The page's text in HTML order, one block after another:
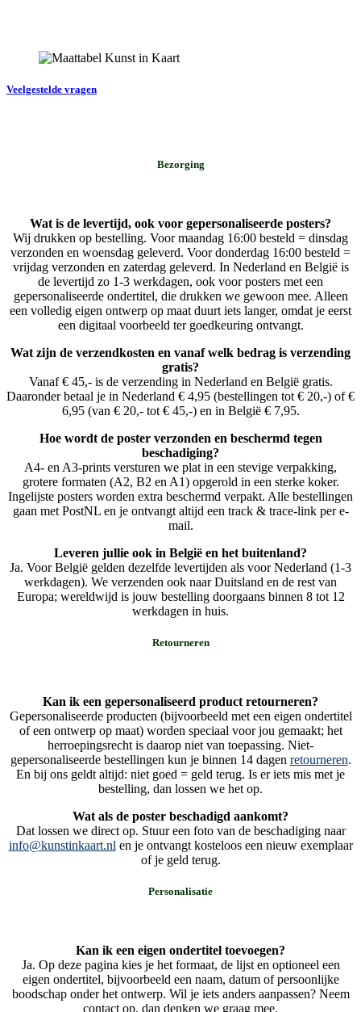
Veelgestelde vragen
Bezorging
Wat is de levertijd, ook voor gepersonaliseerde posters?
Wij drukken op bestelling. Voor maandag 16:00 besteld = dinsdag
verzonden en woensdag geleverd. Voor donderdag 16:00 besteld =
vrijdag verzonden en zaterdag geleverd. In Nederland en België is
de levertijd zo 1-3 werkdagen, ook voor posters met een
gepersonaliseerde ondertitel, die drukken we gewoon mee. Alleen
een volledig eigen ontwerp op maat duurt iets langer, omdat je eerst
een digitaal voorbeeld ter goedkeuring ontvangt.
Wat zijn de verzendkosten en vanaf welk bedrag is verzending
gratis?
Vanaf € 45,- is de verzending in Nederland en België gratis.
Daaronder betaal je in Nederland € 4,95 (bestellingen tot € 20,-) of €
6,95 (van € 20,- tot € 45,-) en in België € 7,95.
Hoe wordt de poster verzonden en beschermd tegen
beschadiging?
A4- en A3-prints versturen we plat in een stevige verpakking,
grotere formaten (A2, B2 en A1) opgerold in een sterke koker.
Ingelijste posters worden extra beschermd verpakt. Alle bestellingen
gaan met PostNL en je ontvangt altijd een track & trace-link per e-
mail.
Leveren jullie ook in België en het buitenland?
Ja. Voor België gelden dezelfde levertijden als voor Nederland (1-3
werkdagen). We verzenden ook naar Duitsland en de rest van
Europa; wereldwijd is jouw bestelling doorgaans binnen 8 tot 12
werkdagen in huis.
Retourneren
Kan ik een gepersonaliseerd product retourneren?
Gepersonaliseerde producten (bijvoorbeeld met een eigen ondertitel
of een ontwerp op maat) worden speciaal voor jou gemaakt; het
herroepingsrecht is daarop niet van toepassing. Niet-
gepersonaliseerde bestellingen kun je binnen 14 dagen retourneren.
En bij ons geldt altijd: niet goed = geld terug. Is er iets mis met je
bestelling, dan lossen we het op.
Wat als de poster beschadigd aankomt?
Dat lossen we direct op. Stuur een foto van de beschadiging naar
info@kunstinkaart.nl en je ontvangt kosteloos een nieuw exemplaar
of je geld terug.
Personalisatie
Kan ik een eigen ondertitel toevoegen?
Ja. Op deze pagina kies je het formaat, de lijst en optioneel een
eigen ondertitel, bijvoorbeeld een naam, datum of persoonlijke
boodschap onder het ontwerp. Wil je iets anders aanpassen? Neem
contact op, dan denken we graag mee.